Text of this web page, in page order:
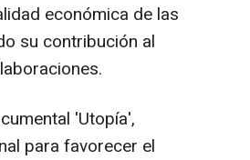
económica de las
su contribución al
'Utopía',
para favorecer el